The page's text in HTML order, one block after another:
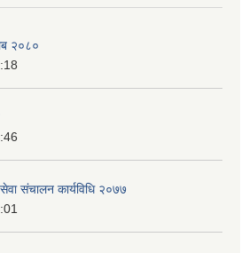
२०८०
संचालन कार्यविधि २०७७